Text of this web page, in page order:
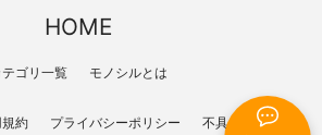
HOME
テゴリ一覧 モノシルとは
約 プライバシーポリシー 不具合報告